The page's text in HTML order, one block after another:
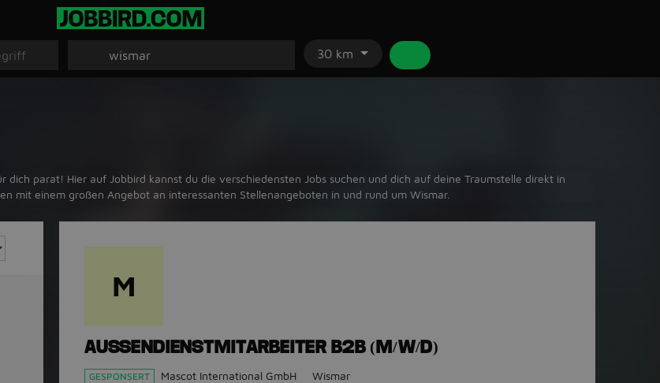
30 km
dich parat! Hier auf Jobbird kannst du die verschiedensten Jobs suchen und dich auf deine Traumstelle direkt in
mit einem großen Angebot an interessanten Stellenangeboten in und rund um Wismar.
M
AUSSENDIENSTMITARBEITER B2B (M/W/D)
GESPONSERT Mascot International GmbH Wismar